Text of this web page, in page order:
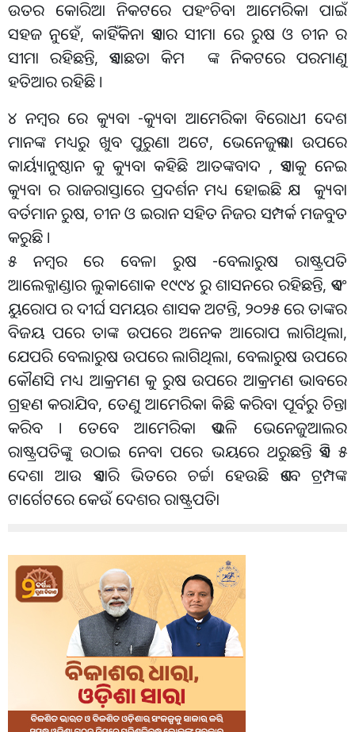
ଉତର କୋରିଆ ନିକଟରେ ପହଂଚିବା ଆମେରିକା ପାଇଁ
ସହଜ ନୁହେଁ, କାହିଁକିନା ଏହାର ସୀମା ରେ ରୁଷ ଓ ଚୀନ ର
ସୀମା ରହିଛନ୍ତି, ଏହାଛଡା କିମ ଙ୍କ ନିକଟରେ ପରମାଣୁ
ହତିଆର ରହିଛି ।
୪ ନମ୍ବର ରେ କ୍ୟୁବା -କ୍ୟୁବା ଆମେରିକା ବିରୋଧୀ ଦେଶ
ମାନଙ୍କ ମଧ୍ୟରୁ ଖୁବ ପୁରୁଣା ଅଟେ, ଭେନେଜୁଏଲା ଉପରେ
କାର୍ୟ୍ୟାନୁଷ୍ଠାନ କୁ କ୍ୟୁବା କହିଛି ଆତଙ୍କବାଦ , ଏହାକୁ ନେଇ
କ୍ୟୁବା ର ରାଜରାସ୍ତାରେ ପ୍ରଦର୍ଶନ ମଧ୍ୟ ହୋଇଛି କ୍ଷ କ୍ୟୁବା
ବର୍ତମାନ ରୁଷ, ଚୀନ ଓ ଇରାନ ସହିତ ନିଜର ସମ୍ପର୍କ ମଜବୁତ
କରୁଛି ।
୫ ନମ୍ବର ରେ ବେଳା ରୁଷ -ବେଲାରୁଷ ରାଷ୍ଟ୍ରପତି
ଆଲେକ୍ଜାଣ୍ଡାର ଲୁକାଶୋକ ୧୯୯୪ ରୁ ଶାସନରେ ରହିଛନ୍ତି, ଏବଂ
ୟୁରୋପ ର ଦୀର୍ଘ ସମୟର ଶାସକ ଅଟନ୍ତି, ୨୦୨୫ ରେ ତାଙ୍କର
ବିଜୟ ପରେ ତାଙ୍କ ଉପରେ ଅନେକ ଆରୋପ ଲାଗିଥିଲା,
ଯେପରି ବେଲାରୁଷ ଉପରେ ଲାଗିଥିଲା, ବେଲାରୁଷ ଉପରେ
କୌଣସି ମଧ୍ୟ ଆକ୍ରମଣ କୁ ରୁଷ ଉପରେ ଆକ୍ରମଣ ଭାବରେ
ଗ୍ରହଣ କରାଯିବ, ତେଣୁ ଆମେରିକା କିଛି କରିବା ପୂର୍ବରୁ ଚିନ୍ତା
କରିବ । ତେବେ ଆମେରିକା ଏଭଳି ଭେନେଜୁଆଲର
ରାଷ୍ଟ୍ରପତିଙ୍କୁ ଉଠାଇ ନେବା ପରେ ଭୟରେ ଥରୁଛନ୍ତି ଏହି ୫
ଦେଶା ଆଉ ଏହାରି ଭିତରେ ଚର୍ଚ୍ଚା ହେଉଛି ଏବେ ଟ୍ରମ୍ପଙ୍କ
ଟାର୍ଗେଟରେ କେଉଁ ଦେଶର ରାଷ୍ଟ୍ରପତିା